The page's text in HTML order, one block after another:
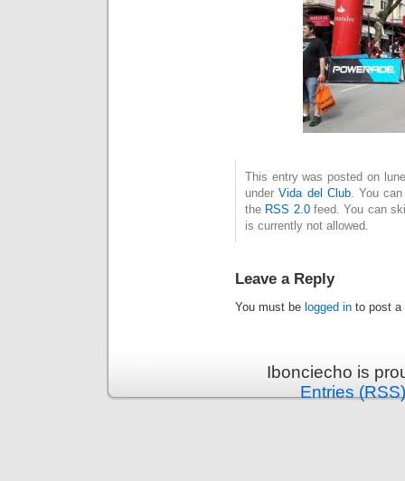
This entry was posted on
underVida del Club. You
the RSS 2.0feed. You can
is currently not allowed.
Leave a Reply
You must be logged in to post a
Ibonciecho is
Entries (RSS)